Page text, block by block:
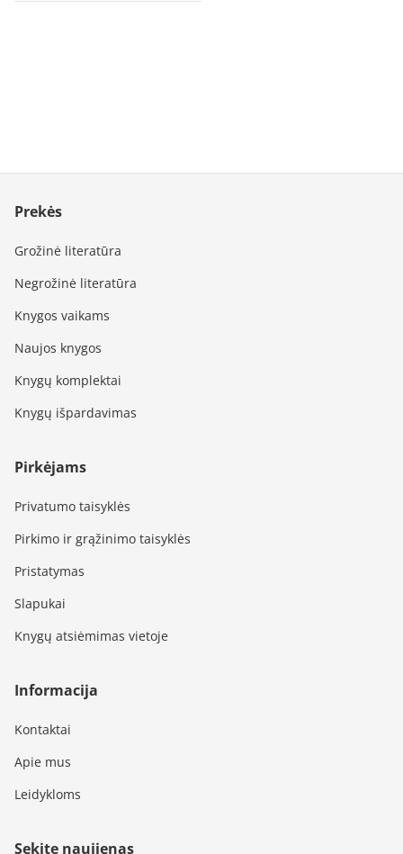
Prekės
Grožinė literatūra
Negrožinė literatūra
Knygos vaikams
Naujos knygos
Knygų komplektai
Knygų išpardavimas
Pirkėjams
Privatumo taisyklės
Pirkimo ir grąžinimo taisyklės
Pristatymas
Slapukai
Knygų atsiėmimas vietoje
Informacija
Kontaktai
Apie mus
Leidykloms
Sekite naujienas